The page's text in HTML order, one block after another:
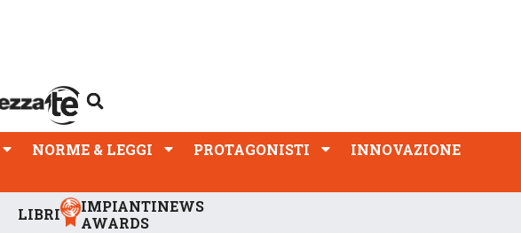
NORME & LEGGI PROTAGONISTI
INNOVAZIONE
LIBRI
IMPIANTINEWS
AWARDS